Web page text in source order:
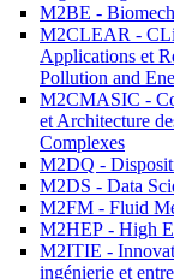
M2BE -
M2CLEAR -
Applications et
Pollution and
M2CMASIC -
et Architecture
Complexes
M2DQ -
M2DS - Data
M2FM - Fluid
M2HEP - High
M2ITIE -
ingénierie et